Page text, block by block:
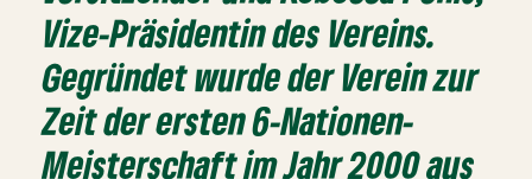
Vize-Präsidentin des Vereins.
Gegründet wurde der Verein zur
Zeit der ersten 6-Nationen-
Meisterschaft im Jahr 2000 aus